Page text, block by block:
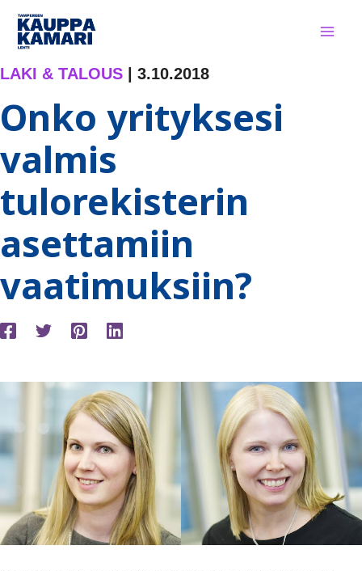
Siirry
sisältöön
LAKI & TALOUS 3.10.2018
Onko yrityksesi
valmis
tulorekisterin
asettamiin
vaatimuksiin?